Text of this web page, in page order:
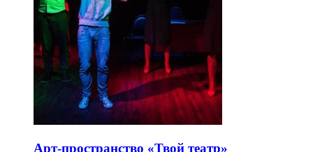
Арт-пространство «Твой театр»